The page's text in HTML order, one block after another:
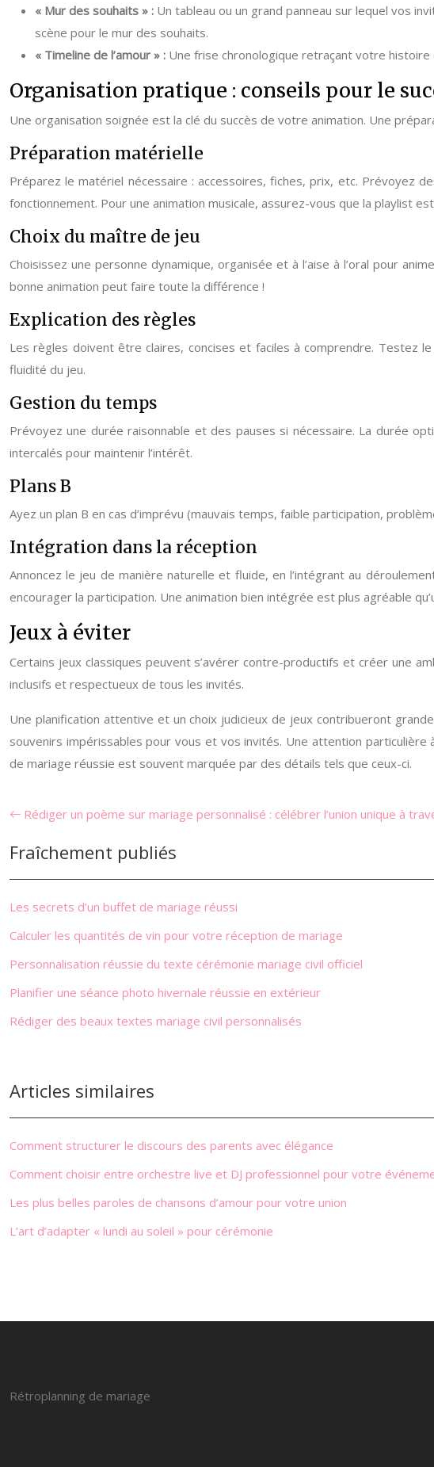
« Mur des souhaits » : Un tableau ou un grand panneau sur lequel vos
scène pour le mur des souhaits.
« Timeline de l’amour » : Une frise chronologique retraçant votre
Organisation pratique : conseils pour le
Une organisation soignée est la clé du succès de votre animation. Une
Préparation matérielle
Préparez le matériel nécessaire : accessoires, fiches, prix, etc. Prévoyez
fonctionnement. Pour une animation musicale, assurez-vous que la playlist
Choix du maître de jeu
Choisissez une personne dynamique, organisée et à l’aise à l’oral pour
bonne animation peut faire toute la différence !
Explication des règles
Les règles doivent être claires, concises et faciles à comprendre. Testez
fluidité du jeu.
Gestion du temps
Prévoyez une durée raisonnable et des pauses si nécessaire. La durée
intercalés pour maintenir l’intérêt.
Plans B
Ayez un plan B en cas d’imprévu (mauvais temps, faible participation,
Intégration dans la réception
Annoncez le jeu de manière naturelle et fluide, en l’intégrant au
encourager la participation. Une animation bien intégrée est plus agréable
Jeux à éviter
Certains jeux classiques peuvent s’avérer contre-productifs et créer une
inclusifs et respectueux de tous les invités.
Une planification attentive et un choix judicieux de jeux contribueront
souvenirs impérissables pour vous et vos invités. Une attention particulière
de mariage réussie est souvent marquée par des détails tels que ceux-ci.
Rédiger un poème sur mariage personnalisé : célébrer l’union unique à
Fraîchement publiés
Les secrets d’un buffet de mariage réussi
Calculer les quantités de vin pour votre réception de mariage
Personnalisation réussie du texte cérémonie mariage civil officiel
Planifier une séance photo hivernale réussie en extérieur
Rédiger des beaux textes mariage civil personnalisés
Articles similaires
Comment structurer le discours des parents avec élégance
Comment choisir entre orchestre live et DJ professionnel pour votre
Les plus belles paroles de chansons d’amour pour votre union
L’art d’adapter « lundi au soleil » pour cérémonie
Rétroplanning de mariage